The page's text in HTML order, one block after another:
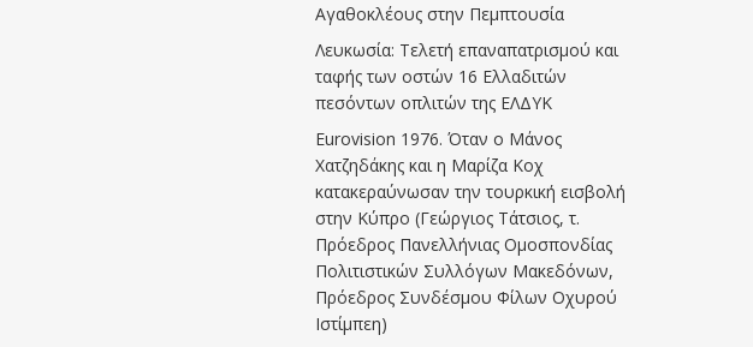
Αγαθοκλέους στην Πεμπτουσία
Λευκωσία: Τελετή επαναπατρισμού και
ταφής των οστών 16 Ελλαδιτών
πεσόντων οπλιτών της ΕΛΔΥΚ
Eurovision 1976. Όταν ο Μάνος
Χατζηδάκης και η Μαρίζα Κοχ
κατακεραύνωσαν την τουρκική εισβολή
στην Κύπρο (Γεώργιος Τάτσιος, τ.
Πρόεδρος Πανελλήνιας Ομοσπονδίας
Πολιτιστικών Συλλόγων Μακεδόνων,
Πρόεδρος Συνδέσμου Φίλων Οχυρού
Ιστίμπεη)